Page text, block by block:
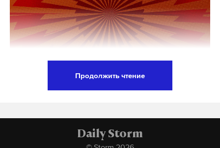
которой запрещена на территории Российской
Федерации.
работает там, где тормозит интернет.
Дзен
председатель Государственной думы Вячеслав
Продолжить чтение
Daily Storm